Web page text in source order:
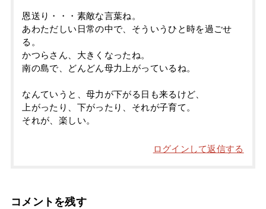
恩送り・・・素敵な言葉ね。
あわただしい日常の中で、そういうひと時を過ごせ
る。
かつらさん、大きくなったね。
南の島で、どんどん母力上がっているね。
なんていうと、母力が下がる日も来るけど、
上がったり、下がったり、それが子育て。
それが、楽しい。
ログインして返信する
コメントを残す